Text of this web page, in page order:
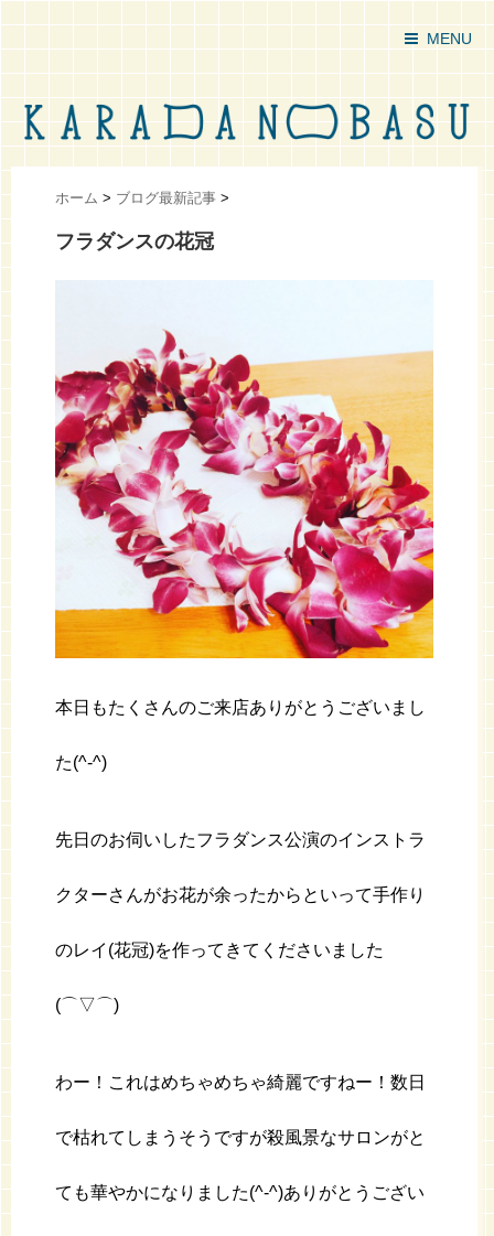
MENU
ホーム > ブログ最新記事 >
フラダンスの花冠
本日もたくさんのご来店ありがとうございまし
た(^-^)
先日のお伺いしたフラダンス公演のインストラ
クターさんがお花が余ったからといって手作り
のレイ(花冠)を作ってきてくださいました
(⌒▽⌒)
わー！これはめちゃめちゃ綺麗ですねー！数日
で枯れてしまうそうですが殺風景なサロンがと
ても華やかになりました(^-^)ありがとうござい